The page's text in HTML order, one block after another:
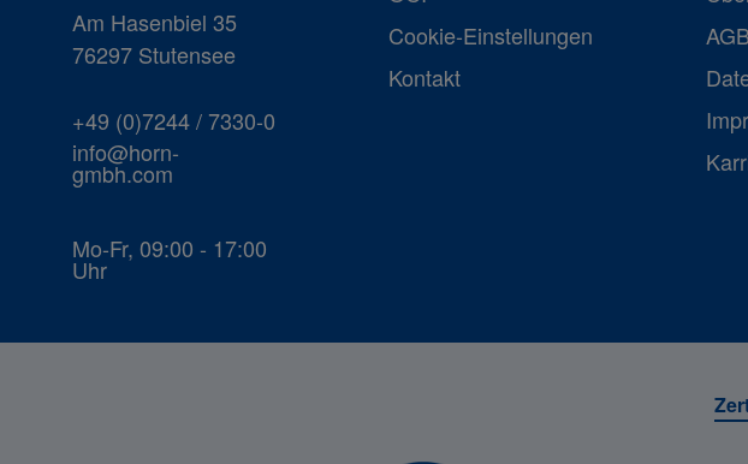
Am Hasenbiel 35
76297 Stutensee
+49 (0)7244 / 7330-0
info@horn-
gmbh.com
Mo-Fr, 09:00 - 17:00
Uhr
Cookie-Einstellungen
Kontakt
AGB